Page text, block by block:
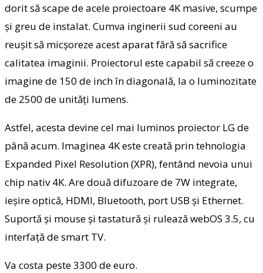
dorit să scape de acele proiectoare 4K masive, scumpe
şi greu de instalat. Cumva inginerii sud coreeni au
reuşit să micşoreze acest aparat fără să sacrifice
calitatea imaginii. Proiectorul este capabil să creeze o
imagine de 150 de inch în diagonală, la o luminozitate
de 2500 de unităţi lumens.
Astfel, acesta devine cel mai luminos proiector LG de
până acum. Imaginea 4K este creată prin tehnologia
Expanded Pixel Resolution (XPR), fentând nevoia unui
chip nativ 4K. Are două difuzoare de 7W integrate,
ieşire optică, HDMI, Bluetooth, port USB şi Ethernet.
Suportă şi mouse şi tastatură şi rulează webOS 3.5, cu
interfaţă de smart TV.
Va costa peste 3300 de euro.